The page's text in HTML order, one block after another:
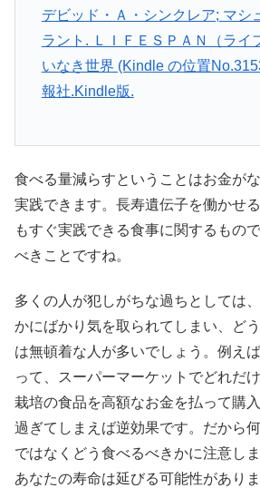
デビッド・Ａ・シンクレア; マシ
ラント. ＬＩＦＥＳＰＡＮ（ラ
いなき世界 (Kindle の位置
報社.Kindle版.
食べる量減らすということはお金が
実践できます。長寿遺伝子を働かせ
もすぐ実践できる食事に関するもの
べきことですね。
多くの人が犯しがちな過ちとしては
かにばかり気を取られてしまい、ど
は無頓着な人が多いでしょう。例え
って、スーパーマーケットでどれだ
栽培の食品を高額なお金を払って購
過ぎてしまえば逆効果です。だから
ではなくどう食べるべきかに注意し
あなたの寿命は延びる可能性がありま